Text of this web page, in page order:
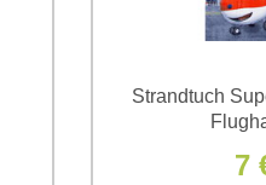
Strandtuch
7